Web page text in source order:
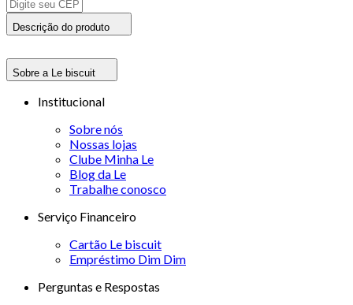
Descrição do produto
Sobre a Le biscuit
Institucional
Sobre nós
Nossas lojas
Clube Minha Le
Blog da Le
Trabalhe conosco
Serviço Financeiro
Cartão Le biscuit
Empréstimo Dim Dim
Perguntas e Respostas